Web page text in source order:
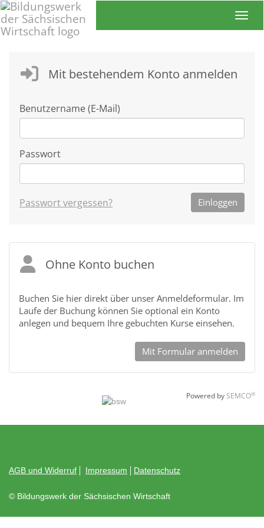
Mit bestehendem Konto anmelden
Benutzername (E-Mail)
Passwort
Passwort vergessen?
Ohne Konto buchen
Buchen Sie hier direkt über unser Anmeldeformular. Im
Laufe der Buchung können Sie optional ein Konto
anlegen und bequem Ihre gebuchten Kurse einsehen.
Mit Formular anmelden
Powered bySEMCO®
AGB und Widerruf Impressum Datenschutz
© Bildungswerk der Sächsischen Wirtschaft